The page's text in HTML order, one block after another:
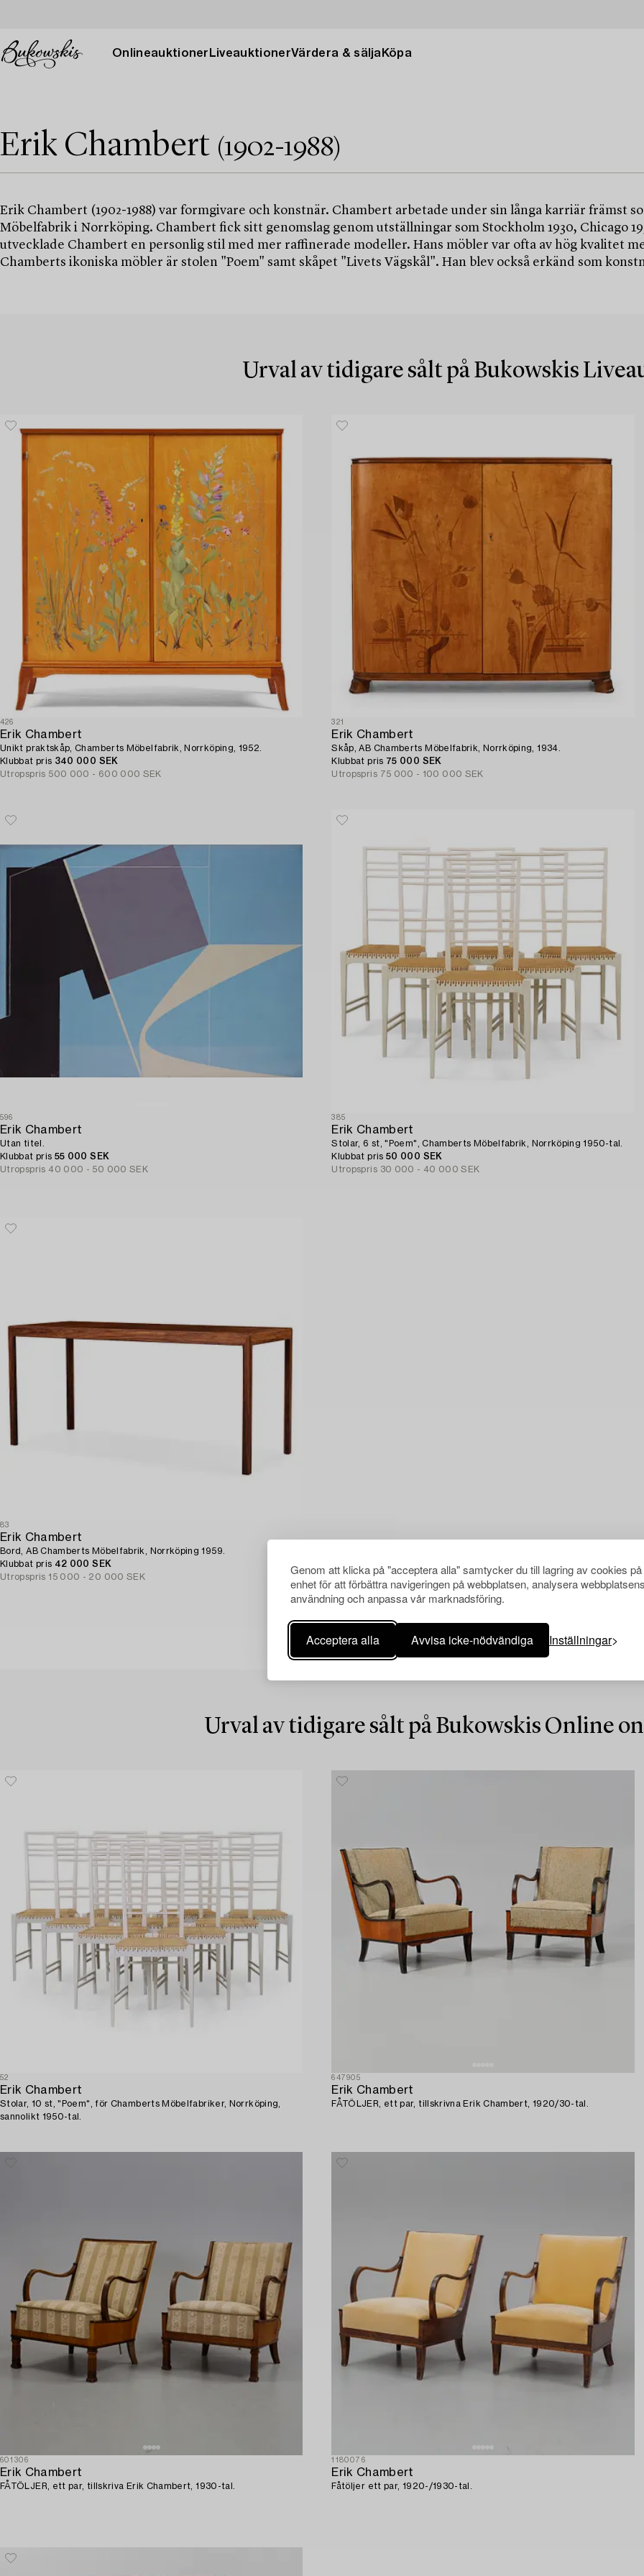
Genom att klicka på "acceptera alla" samtycker du till lagring av cookies
enhet för att förbättra navigeringen på webbplatsen, analysera webbplatsens
användning och anpassa vår marknadsföring.
Acceptera alla Avvisa icke-nödvändiga Inställningar
Onlineauktioner LiveauktionerVärdera & sälja Köpa
Erik Chambert (1902-1988)
Erik Chambert (1902-1988) var formgivare och konstnär. Chambert arbetade under sin långa karriär främst
Möbelfabrik i Norrköping. Chambert fick sitt genomslag genom utställningar som Stockholm 1930, Chicago
utvecklade Chambert en personlig stil med mer raffinerade modeller. Hans möbler var ofta av hög kvalitet
Chamberts ikoniska möbler är stolen "Poem" samt skåpet "Livets Vägskål". Han blev också erkänd som
Urval av tidigare sålt på Bukowskis
426
Erik Chambert
Unikt praktskåp, Chamberts Möbelfabrik, Norrköping, 1952.
Klubbat pris 340 000 SEK
Utropspris 500 000 - 600 000 SEK
321
Erik Chambert
Skåp, AB Chamberts Möbelfabrik, Norrköping, 1934.
Klubbat pris 75 000 SEK
Utropspris 75 000 - 100 000 SEK
596
Erik Chambert
Utan titel.
Klubbat pris 55 000 SEK
Utropspris 40 000 - 50 000 SEK
385
Erik Chambert
Stolar, 6 st, "Poem", Chamberts Möbelfabrik, Norrköping 1950-tal.
Klubbat pris50 000 SEK
Utropspris 30 000 - 40 000 SEK
83
Erik Chambert
Bord, AB Chamberts Möbelfabrik, Norrköping 1959.
Klubbat pris 42 000 SEK
Utropspris 15 000 - 20 000 SEK
Urval av tidigare sålt på Bukowskis Online
52
Erik Chambert
Stolar, 10 st, "Poem", för Chamberts Möbelfabriker, Norrköping,
sannolikt 1950-tal.
647905
Erik Chambert
FÅTÖLJER, ett par, tillskrivna Erik Chambert, 1920/30-tal.
601306
Erik Chambert
FÅTÖLJER, ett par, tillskriva Erik Chambert, 1930-tal.
1180076
Erik Chambert
Fåtöljer ett par, 1920-/1930-tal.